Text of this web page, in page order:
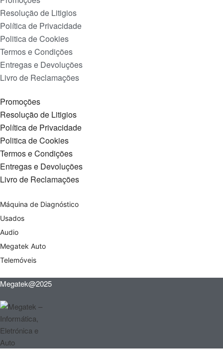
Resolução de Litigios
Política de Privacidade
Politica de Cookies
Termos e Condições
Entregas e Devoluções
Livro de Reclamações
Promoções
Resolução de Litigios
Política de Privacidade
Politica de Cookies
Termos e Condições
Entregas e Devoluções
Livro de Reclamações
Máquina de Diagnóstico
Usados
Audio
Megatek Auto
Telemóveis
Megatek@2025